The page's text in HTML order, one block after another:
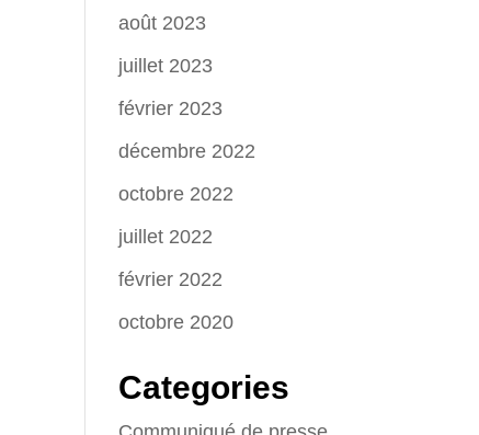
août 2023
juillet 2023
février 2023
décembre 2022
octobre 2022
juillet 2022
février 2022
octobre 2020
Categories